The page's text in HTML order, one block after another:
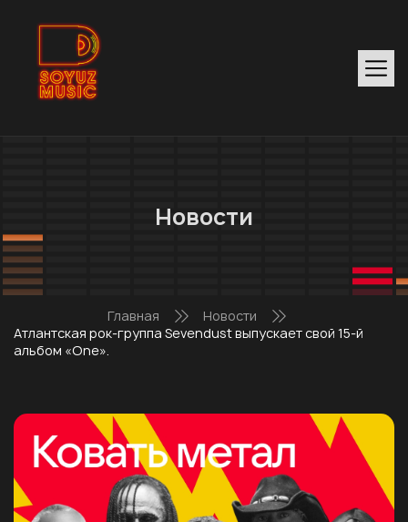
Новости
Главная
Новости
Атлантская рок-группа Sevendust выпускает свой 15-й
альбом «One».